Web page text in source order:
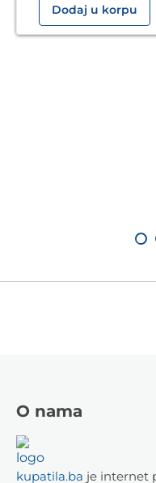
Dodaj u korpu
O nama
kupatila.ba je internet